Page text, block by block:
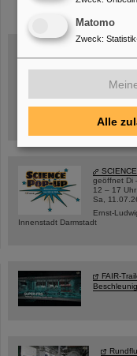
Warum existiert nicht einfach
Hannah Elfner,
GSI/FAIR/Goethe-Universität
Anmeldung und weitere
geöffnet Di
12 – 17 Uhr
Sa,
Ernst-
Innenstadt Darmstadt
FAIR-
Matomo
Zweck:
Alle